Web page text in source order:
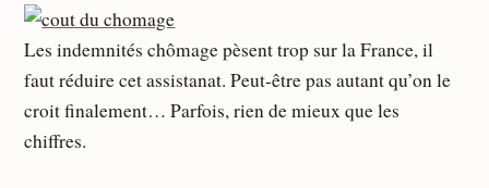
Les indemnités chômage pèsent trop sur la France, il
faut réduire cet assistanat. Peut-être pas autant qu’on le
croit finalement… Parfois, rien de mieux que les
chiffres.